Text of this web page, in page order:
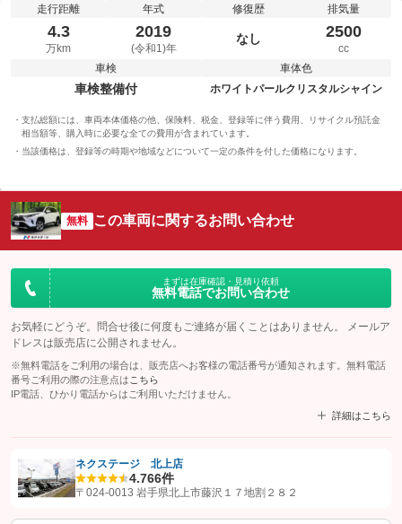
走行距離
4.3
万km
年式
2019
(令和1)年
修復歴
なし
排気量
2500
cc
車検
車検整備付
車体色
ホワイトパールクリスタルシャイン
支払総額には、車両本体価格の他、保険料、税金、登録等に伴う費用、リサイクル預託金
相当額等、購入時に必要な全ての費用が含まれています。
当該価格は、登録等の時期や地域などについて一定の条件を付した価格になります。
無料 この車両に関するお問い合わせ
まずは在庫確認・見積り依頼
無料電話でお問い合わせ
お気軽にどうぞ。問合せ後に何度もご連絡が届くことはありません。 メールア
ドレスは販売店に公開されません。
※無料電話をご利用の場合は、販売店へお客様の電話番号が通知されます。無料電話
番号ご利用の際の注意点は こちら
IP電話、ひかり電話からはご利用いただけません。
詳細はこちら
【STEP1】認証画面でグーネットを友だち追加してから「許可する」ボタンを押
ネクステージ 北上店
4.766件
〒024-0013 岩手県北上市藤沢１７地割２８２